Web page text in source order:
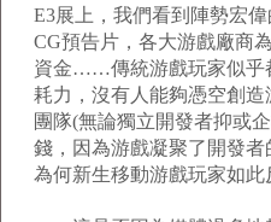
E3展上，我們看到陣勢宏
CG預告片，各大游戲廠商
資金……傳統游戲玩家似乎
耗力，沒有人能夠憑空創
團隊(無論獨立開發者抑或
錢，因為游戲凝聚了開發者
為何新生移動游戲玩家如此